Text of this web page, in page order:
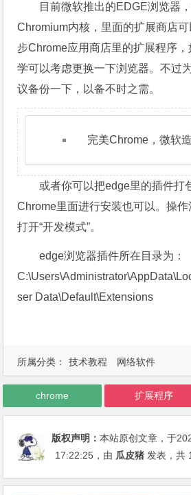
目前微软推出的EDGE浏览器
Chromium内核，里面的扩展商店
步Chrome应用商店里的扩展程序
学可以考虑更换一下浏览器。不过
议备份一下，以备不时之需。
完美Chrome，微软造
或者你可以把edge里的插件打
Chrome里面进行安装也可以。操
打开“开发模式”。
edge浏览器插件所在目录为：
ser Data\Default\Extensions
所属分类： 技术教程 网络软件
chrome 扩展程序
版权声明：本站原创文章，于
17:22:25 ，由 瓜皮猪 发表，共